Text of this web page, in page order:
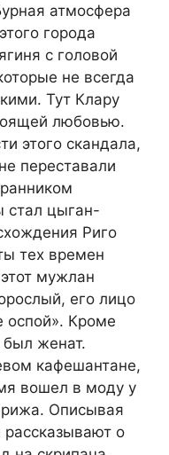
атмосфера
города
с головой
не всегда
Тут Клару
любовью.
этого скандала,
переставали
стал цыган-
Риго
тех времен
мужлан
его лицо
оспой». Кроме
женат.
кафешантане,
вошел в моду у
Описывая
рассказывают о